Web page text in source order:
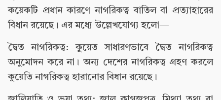
কয়েকটি প্রধান কারণে নাগরিকত্ব বাতিল বা প্রত্যাহারের
বিধান রয়েছে। এর মধ্যে উল্লেখযোগ্য হলো—
দ্বৈত নাগরিকত্ব: কুয়েত সাধারণভাবে দ্বৈত নাগরিকত্ব
অনুমোদন করে না। অন্য দেশের নাগরিকত্ব গ্রহণ করলে
কুয়েতি নাগরিকত্ব হারানোর বিধান রয়েছে।